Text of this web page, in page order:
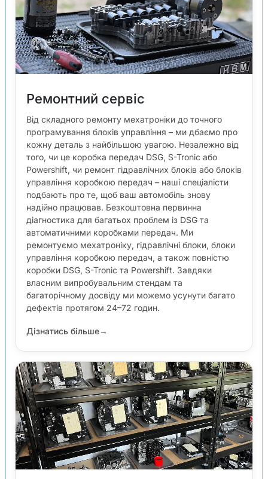
Ремонтний сервіс
Від складного ремонту мехатроніки до точного
програмування блоків управління – ми дбаємо про
кожну деталь з найбільшою увагою. Незалежно від
того, чи це коробка передач DSG, S-Tronic або
Powershift, чи ремонт гідравлічних блоків або блоків
управління коробкою передач – наші спеціалісти
подбають про те, щоб ваш автомобіль знову
надійно працював. Безкоштовна первинна
діагностика для багатьох проблем із DSG та
автоматичними коробками передач. Ми
ремонтуємо мехатроніку, гідравлічні блоки, блоки
управління коробкою передач, а також повністю
коробки DSG, S-Tronic та Powershift. Завдяки
власним випробувальним стендам та
багаторічному досвіду ми можемо усунути багато
дефектів протягом 24–72 годин.
Дізнатись більше→